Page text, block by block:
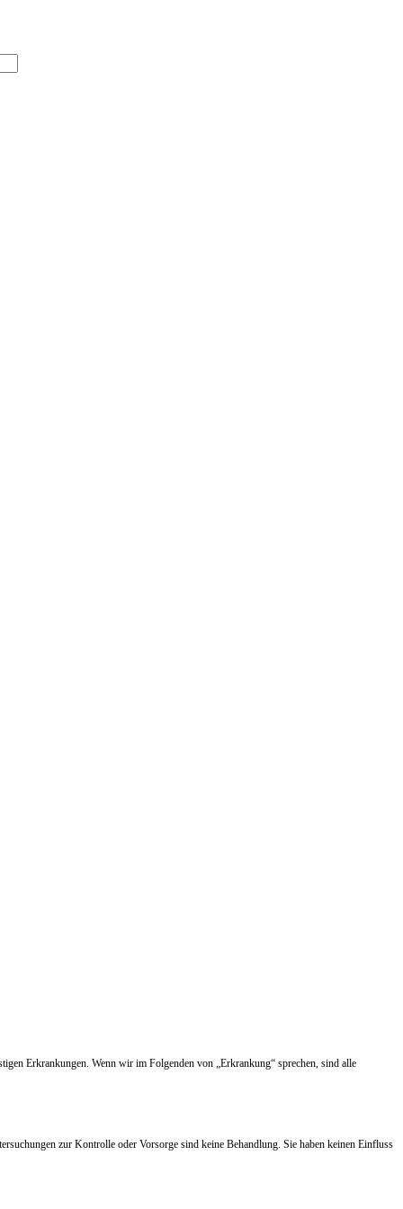
Erkrankungen. Wenn wir im Folgenden von „Erkrankung“ sprechen, sind alle
zur Kontrolle oder Vorsorge sind keine Behandlung. Sie haben keinen Einfluss